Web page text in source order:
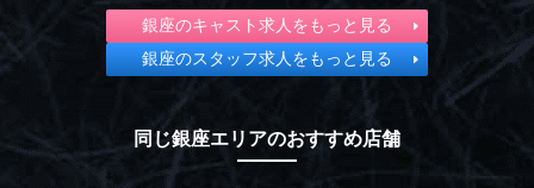
銀座のキャスト求人をもっと見る
銀座のスタッフ求人をもっと見る
同じ銀座エリアのおすすめ店舗